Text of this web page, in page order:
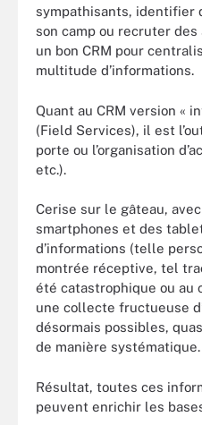
sympathisants, identifier
son camp ou recruter
un bon CRM pour
multitude d’informations.
Quant au CRM version «
(Field Services), il est
porte ou l’organisation
etc.).
Cerise sur le gâteau,
smartphones et des
d’informations (telle
montrée réceptive, tel
été catastrophique ou au
une collecte fructueuse
désormais possibles,
de manière systématique.
Résultat, toutes ces
peuvent enrichir les